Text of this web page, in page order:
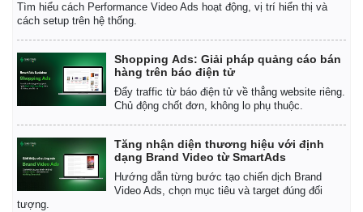
Tìm hiểu cách Performance Video Ads hoạt động, vị trí hiển thị và
cách setup trên hệ thống.
Shopping Ads: Giải pháp quảng cáo bán
hàng trên báo điện tử
Đẩy traffic từ báo điện tử về thẳng website riêng.
Chủ động chốt đơn, không lo phụ thuộc.
Tăng nhận diện thương hiệu với định
dạng Brand Video từ SmartAds
Hướng dẫn từng bước tạo chiến dịch Brand
Video Ads, chọn mục tiêu và target đúng đối
tượng.